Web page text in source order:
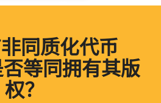
同质化代币
否等同拥有其版
权？